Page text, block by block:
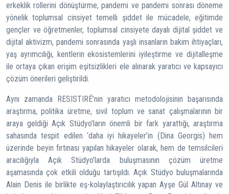
erkeklik rollerini dönüştürme, pandemi ve pandemi sonrası döneme
yönelik toplumsal cinsiyet temelli şiddet ile mücadele, eğitimde
gençler ve öğretmenler, toplumsal cinsiyete dayalı dijital şiddet ve
dijital aktivizm, pandemi sonrasında yaşlı insanların bakım ihtiyaçları,
yaş ayrımcılığı, kentlerin ekosistemlerini iyileştirme ve dijitalleşme
ile ortaya çıkan erişim eşitsizlikleri ele alınarak yaratıcı ve kapsayıcı
çözüm önerileri geliştirildi.
Aynı zamanda RESISTIRÉ’nin yaratıcı metodolojisinin başarısında
araştırma, politika üretme, sivil toplum ve sanat çalışmalarının bir
araya geldiği Açık Stüdyo’ların önemli bir fark yarattığı, araştırma
sahasında tespit edilen ‘daha iyi hikayeler’in (Dina Georgis) hem
üzerinde beyin fırtınası yapılan hikayeler olarak, hem de temsilcileri
aracılığıyla Açık Stüdyo’larda buluşmasının çözüm üretme
aşamasında çok etkili olduğu tartışıldı. Açık Stüdyo buluşmalarında
Alain Denis ile birlikte eş-kolaylaştırıcılık yapan Ayşe Gül Altınay ve